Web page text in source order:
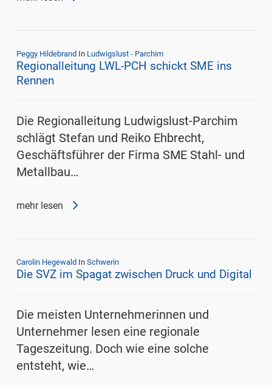
Peggy Hildebrand In Ludwigslust - Parchim
Regionalleitung LWL-PCH schickt SME ins
Rennen
Die Regionalleitung Ludwigslust-Parchim
schlägt Stefan und Reiko Ehbrecht,
Geschäftsführer der Firma SME Stahl- und
Metallbau…
mehr lesen
Carolin Hegewald In Schwerin
Die SVZ im Spagat zwischen Druck und Digital
Die meisten Unternehmerinnen und
Unternehmer lesen eine regionale
Tageszeitung. Doch wie eine solche
entsteht, wie…